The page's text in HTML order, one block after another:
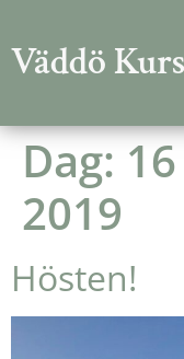
Väddö
Dag:
2019
Hösten!